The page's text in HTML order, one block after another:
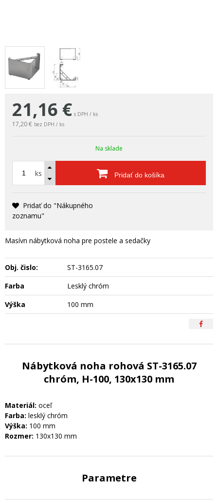
21,16 € s DPH / ks
17,20 € bez DPH / ks
Na sklade
ks Pridať do košíka
Pridať do "Nákupného
zoznamu"
Masívn nábytková noha pre postele a sedačky
Obj. čislo:
ST-3165.07
Farba
Lesklý chróm
Výška
100 mm
Nábytková noha rohová ST-3165.07
chróm, H-100, 130x130 mm
Materiál: oceľ
Farba: lesklý chróm
Výška: 100 mm
Rozmer: 130x130 mm
Parametre